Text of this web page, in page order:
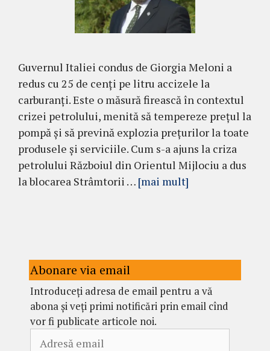
Guvernul Italiei condus de Giorgia Meloni a
redus cu 25 de cenți pe litru accizele la
carburanți. Este o măsură firească în contextul
crizei petrolului, menită să tempereze prețul la
pompă și să prevină explozia prețurilor la toate
produsele și serviciile. Cum s-a ajuns la criza
petrolului Războiul din Orientul Mijlociu a dus
la blocarea Strâmtorii … [mai mult]
Abonare via email
Introduceți adresa de email pentru a vă
abona și veți primi notificări prin email cînd
vor fi publicate articole noi.